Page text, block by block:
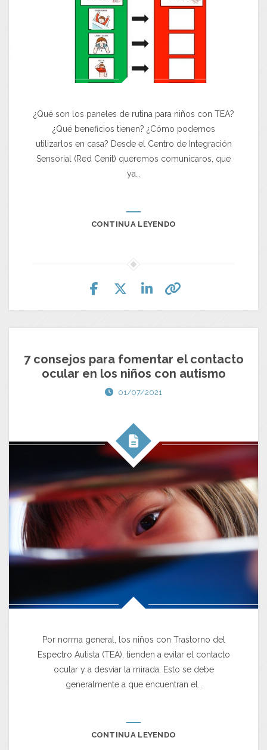
¿Qué son los paneles de rutina para niños con TEA?
¿Qué beneficios tienen? ¿Cómo podemos
utilizarlos en casa? Desde el Centro de Integración
Sensorial (Red Cenit) queremos comunicaros, que
ya…
CONTINUA LEYENDO
7 consejos para fomentar el contacto
ocular en los niños con autismo
01/07/2021
Por norma general, los niños con Trastorno del
Espectro Autista (TEA), tienden a evitar el contacto
ocular y a desviar la mirada. Esto se debe
generalmente a que encuentran el…
CONTINUA LEYENDO